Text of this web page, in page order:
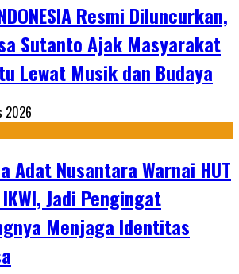
Resmi Diluncurkan,
Sutanto Ajak Masyarakat
Lewat Musik dan Budaya
2026
Adat Nusantara Warnai HUT
Jadi Pengingat
Menjaga Identitas